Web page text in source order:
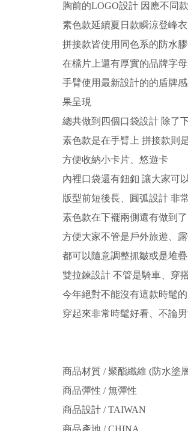
胸前的LOGO設計 因應不同
素色款延續夏日款瞬涼登峰
拼接款皆使用同色系的防水
在檔片上還有厚實的品牌字
手臂使用最新設計的的盾牌
果呈現
總共做到四個口袋設計 除了
素色款是在手臂上 拼接款則
方便收納小卡片、悠遊卡
內裡口袋還有鈕釦 讓大家可
版型前短後長、圓弧設計 非
素色款在下襬兩側還有做到
方便大家不管是戶外旅遊、
都可以隨意調整抓皺或是堆
雙拉鍊設計 不管是騎車、穿
今年絕對不能沒有這款時髦
穿起來非常時髦好看、不論
商品材質 / 聚酯纖維 (防水塗
商品彈性 / 無彈性
商品設計 / TAIWAN
商品產地 / CHINA